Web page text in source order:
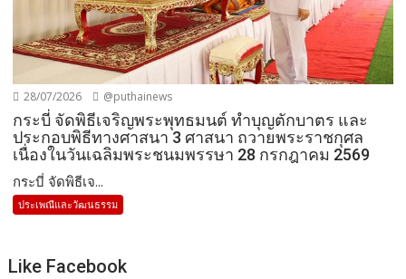
28/07/2026 @puthainews
กระบี่ จัดพิธีเจริญพระพุทธมนต์ ทำบุญตักบาตร และ
ประกอบพิธีทางศาสนา 3 ศาสนา ถวายพระราชกุศล
เนื่องในวันเฉลิมพระชนมพรรษา 28 กรกฎาคม 2569
กระบี่ จัดพิธีเจ...
ประเพณีและวัฒนธรรม
Like Facebook